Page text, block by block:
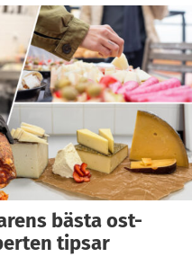
bästa ost-
tipsar